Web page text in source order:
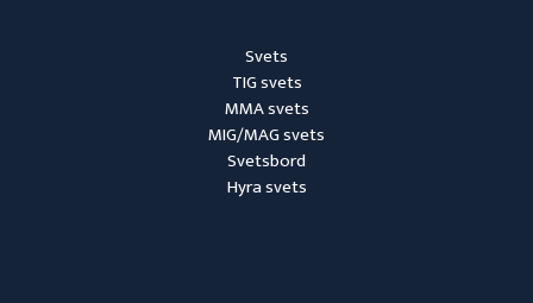
Svets
TIG svets
MMA svets
MIG/MAG svets
Svetsbord
Hyra svets